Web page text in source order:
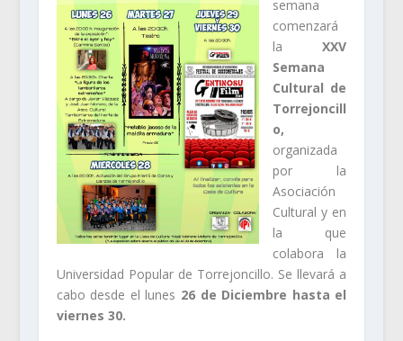
semana
comenzará
laXXV
Semana
Cultural de
Torrejoncill
o,
organizada
por la
Asociación
Cultural y en
la que
colabora la
Universidad Popular de Torrejoncillo. Se llevará a
cabo desde el lunes 26 de Diciembre hasta el
viernes 30.